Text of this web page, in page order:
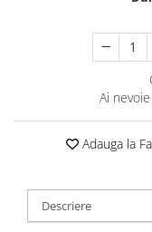
Lănțișoare cu Soare
Lănțișoare cu
Lănțișoare cu Zodii
Lănțișoare cu Molecule
Lănțișoare cu Pietre
Lănțișoare Argint
Coliere cu Perle
Coliere cu Perle
Ai
Adauga la
Descriere